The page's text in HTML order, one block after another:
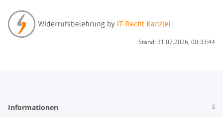
Stand: 31.07.2026, 00:33:44
Informationen